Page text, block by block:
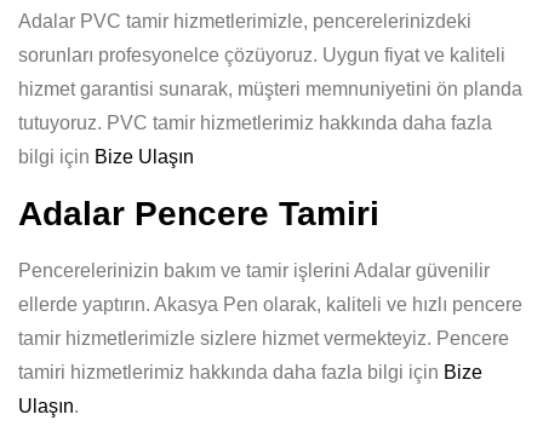
Adalar PVC tamir hizmetlerimizle, pencerelerinizdeki
sorunları profesyonelce çözüyoruz. Uygun fiyat ve kaliteli
hizmet garantisi sunarak, müşteri memnuniyetini ön planda
tutuyoruz. PVC tamir hizmetlerimiz hakkında daha fazla
bilgi için Bize Ulaşın
Adalar Pencere Tamiri
Pencerelerinizin bakım ve tamir işlerini Adalar güvenilir
ellerde yaptırın. Akasya Pen olarak, kaliteli ve hızlı pencere
tamir hizmetlerimizle sizlere hizmet vermekteyiz. Pencere
tamiri hizmetlerimiz hakkında daha fazla bilgi için Bize
Ulaşın.